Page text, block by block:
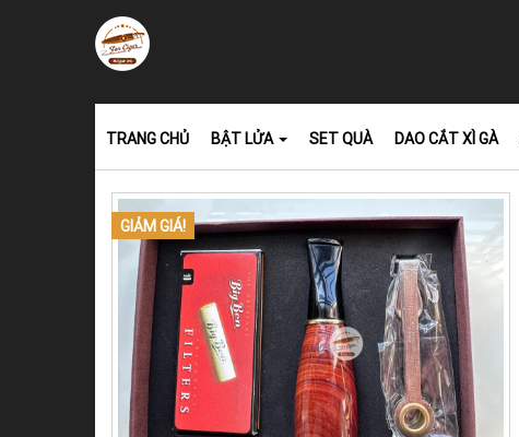
TRANG CHỦ BẬT LỬA SET QUÀ DAO CẮT XÌ GÀ
GIẢM GIÁ!